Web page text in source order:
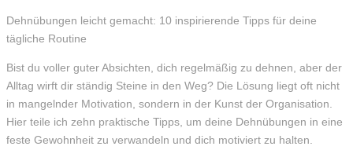
Dehnübungen leicht gemacht: 10 inspirierende Tipps für deine
tägliche Routine
Bist du voller guter Absichten, dich regelmäßig zu dehnen, aber der
Alltag wirft dir ständig Steine in den Weg? Die Lösung liegt oft nicht
in mangelnder Motivation, sondern in der Kunst der Organisation.
Hier teile ich zehn praktische Tipps, um deine Dehnübungen in eine
feste Gewohnheit zu verwandeln und dich motiviert zu halten.